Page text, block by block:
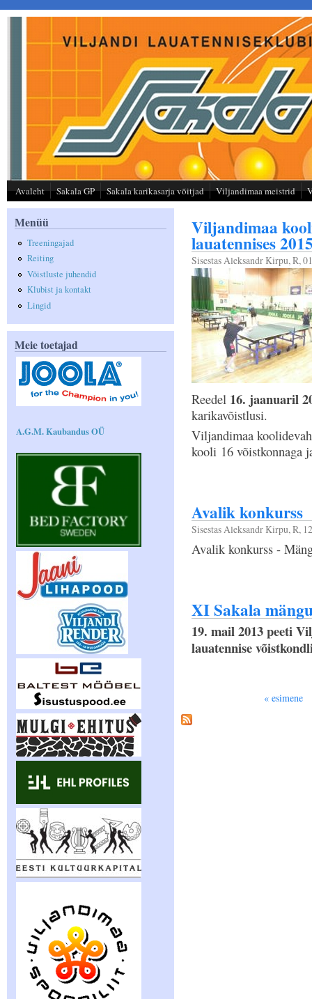
Liigu edasi põhisisu juurde
Avaleht Sakala GP Sakala karikasarja võitjad Viljandimaa meistrid
Menüü
Treeningajad
Reiting
Võistluste juhendid
Klubist ja kontakt
Lingid
Meie toetajad
A.G.M. Kaubandus OÜ
Viljandimaa
lauatennises
SisestasAleksandr Kirpu, R,
Reedel 16. jaanuaril
karikavõistlusi.
Viljandimaa
kooli 16 võistkonnaga
Avalik konkurss
SisestasAleksandr Kirpu, R,
Avalik konkurss -
XI Sakala
19. mail 2013 peeti
lauatennise
« esimene